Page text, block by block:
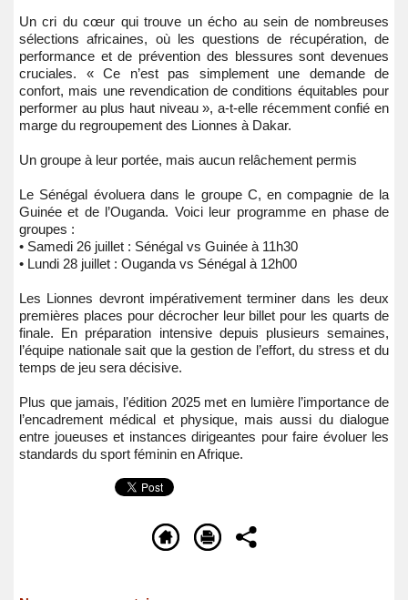
Un cri du cœur qui trouve un écho au sein de nombreuses
sélections africaines, où les questions de récupération, de
performance et de prévention des blessures sont devenues
cruciales. « Ce n’est pas simplement une demande de
confort, mais une revendication de conditions équitables pour
performer au plus haut niveau », a-t-elle récemment confié en
marge du regroupement des Lionnes à Dakar.
Un groupe à leur portée, mais aucun relâchement permis
Le Sénégal évoluera dans le groupe C, en compagnie de la
Guinée et de l’Ouganda. Voici leur programme en phase de
groupes :
• Samedi 26 juillet : Sénégal vs Guinée à 11h30
• Lundi 28 juillet : Ouganda vs Sénégal à 12h00
Les Lionnes devront impérativement terminer dans les deux
premières places pour décrocher leur billet pour les quarts de
finale. En préparation intensive depuis plusieurs semaines,
l’équipe nationale sait que la gestion de l’effort, du stress et du
temps de jeu sera décisive.
Plus que jamais, l’édition 2025 met en lumière l’importance de
l’encadrement médical et physique, mais aussi du dialogue
entre joueuses et instances dirigeantes pour faire évoluer les
standards du sport féminin en Afrique.